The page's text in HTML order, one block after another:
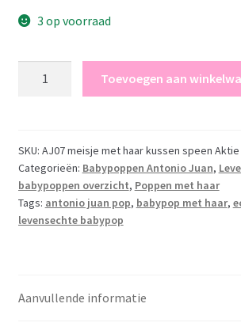
3 op voorraad
fullbody
meisje
met
haar
kleding
cm
Toevoegen aan
SKU: AJ07 meisje met haar kussen speen Aktie
Categorieën: Babypoppen Antonio Juan,
babypoppen overzicht, Poppen met haar
Tags: antonio juan pop, babypop met haar,
levensechte babypop
Aanvullende informatie